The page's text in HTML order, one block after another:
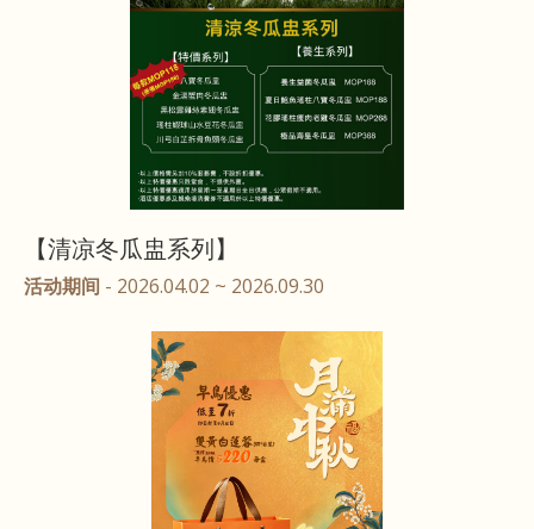
【清凉冬瓜盅系列】
活动期间 - 2026.04.02 ~ 2026.09.30